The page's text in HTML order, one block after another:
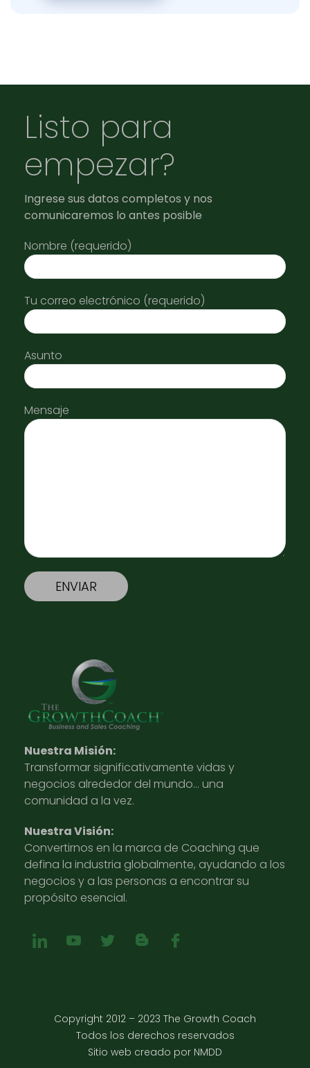
Listo para
empezar?
Ingrese sus datos completos y nos
comunicaremos lo antes posible
Nombre (requerido)
Tu correo electrónico (requerido)
Asunto
Mensaje
Nuestra Misión:
Transformar significativamente vidas y
negocios alrededor del mundo… una
comunidad a la vez.
Nuestra Visión:
Convertirnos en la marca de Coaching que
defina la industria globalmente, ayudando a los
negocios y a las personas a encontrar su
propósito esencial.
Copyright 2012 – 2023 The Growth Coach
Todos los derechos reservados
Sitio web creado por NMDD